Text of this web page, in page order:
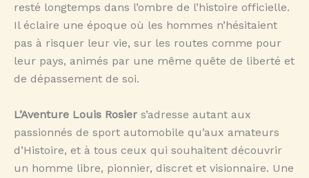
resté longtemps dans l’ombre de l’histoire officielle.
Il éclaire une époque où les hommes n’hésitaient
pas à risquer leur vie, sur les routes comme pour
leur pays, animés par une même quête de liberté et
de dépassement de soi.
L’Aventure Louis Rosier s’adresse autant aux
passionnés de sport automobile qu’aux amateurs
d’Histoire, et à tous ceux qui souhaitent découvrir
un homme libre, pionnier, discret et visionnaire. Une